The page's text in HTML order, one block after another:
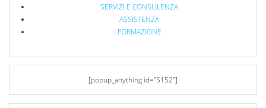
SERVIZI E CONSULENZA
ASSISTENZA
FORMAZIONE
[popup_anything id="5152"]